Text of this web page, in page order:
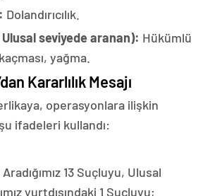
Dolandırıcılık.
seviyede aranan): Hükümlü
yağma.
Kararlılık Mesajı
operasyonlara ilişkin
ifadeleri kullandı:
Aradığımız 13 Suçluyu, Ulusal
yurtdışındaki 1 Suçluyu;